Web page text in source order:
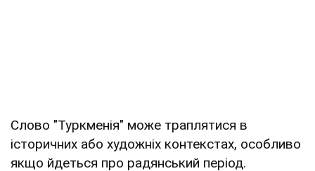
Слово "Туркменія" може траплятися в
історичних або художніх контекстах, особливо
якщо йдеться про радянський період.